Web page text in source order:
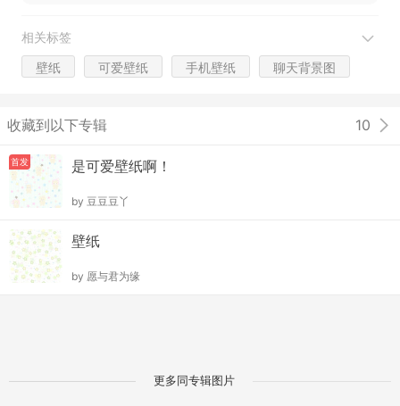
相关标签
壁纸 可爱壁纸 手机壁纸 聊天背景图
收藏到以下专辑 10
首发 是可爱壁纸啊！
by 豆豆豆丫
壁纸
by 愿与君为缘
更多同专辑图片